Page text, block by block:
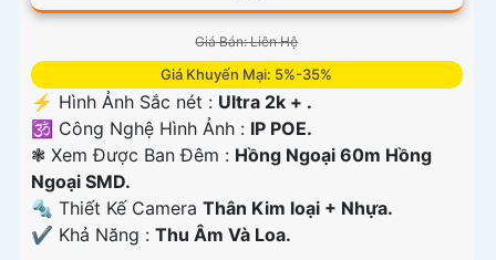
Giá Bán: Liên Hệ
Giá Khuyến Mại: 5%-35%
️⚡ Hình Ảnh Sắc nét : Ultra 2k + .
🕉️ Công Nghệ Hình Ảnh : IP POE.
❃ Xem Được Ban Đêm : Hồng Ngoại 60m Hồng
Ngoại SMD.
🔩 Thiết Kế Camera Thân Kim loại + Nhựa.
️✔️ Khả Năng : Thu Âm Và Loa.